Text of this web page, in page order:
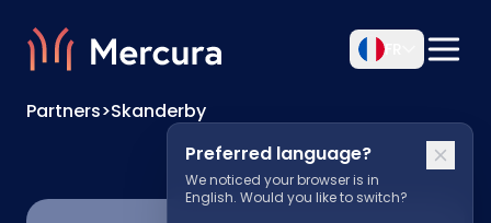
Preferred language?
We noticed your browser is in
English. Would you like to switch?
Partners>Skanderby